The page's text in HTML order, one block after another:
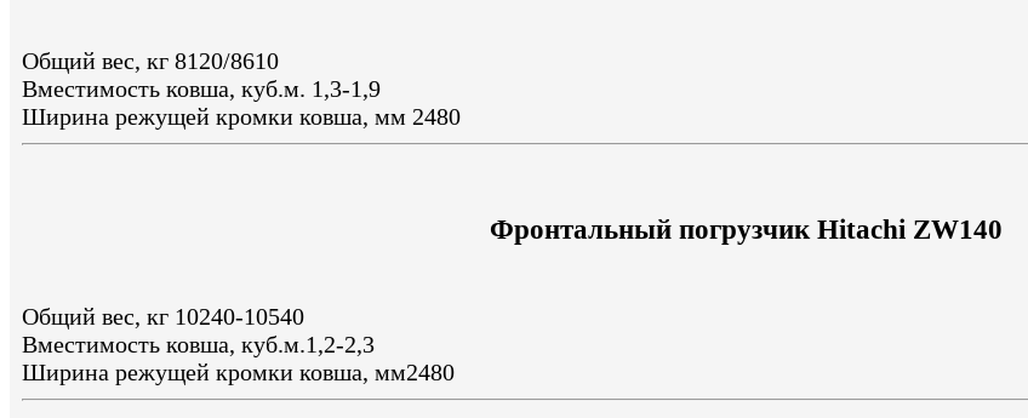
Общий вес, кг 8120/8610
Вместимость ковша, куб.м. 1,3-1,9
Ширина режущей кромки ковша, мм 2480
Фронтальный погрузчик Hitachi ZW140
Общий вес, кг 10240-10540
Вместимость ковша, куб.м.1,2-2,3
Ширина режущей кромки ковша, мм2480